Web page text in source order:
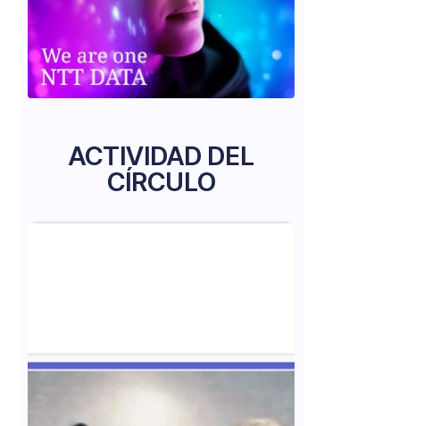
ACTIVIDAD DEL
CÍRCULO